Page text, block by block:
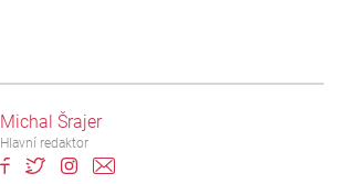
Michal Šrajer
Hlavní redaktor